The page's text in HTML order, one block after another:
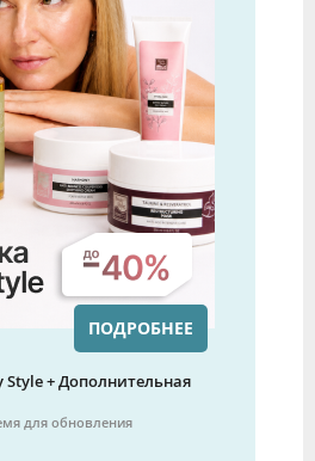
Style + Дополнительная
для обновления
ПОДРОБНЕЕ